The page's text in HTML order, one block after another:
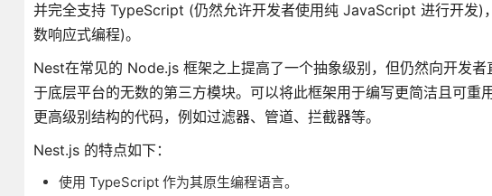
并完全支持 TypeScript (仍然允许开发者使用纯 JavaScript 进行开发)
数响应式编程)。
Nest在常见的 Node.js 框架之上提高了一个抽象级别，但仍然向开发
于底层平台的无数的第三方模块。可以将此框架用于编写更简洁且可
更高级别结构的代码，例如过滤器、管道、拦截器等。
Nest.js 的特点如下：
使用 TypeScript 作为其原生编程语言。